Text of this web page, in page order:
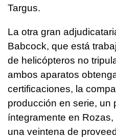
Targus.
La otra gran
Babcock, que está
de helicópteros no
ambos aparatos
certificaciones, la
producción en serie, un
íntegramente en
una veintena de